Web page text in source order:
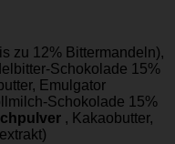
zu 12% Bittermandeln),
Schokolade 15%
Emulgator
Schokolade 15%
, Kakaobutter,